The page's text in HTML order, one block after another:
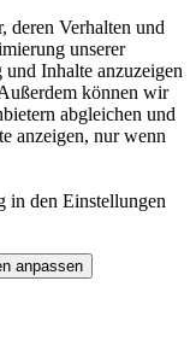
deren Verhalten und
unserer
Inhalte anzuzeigen
können wir
abgleichen und
anzeigen, nur wenn
den Einstellungen
anpassen